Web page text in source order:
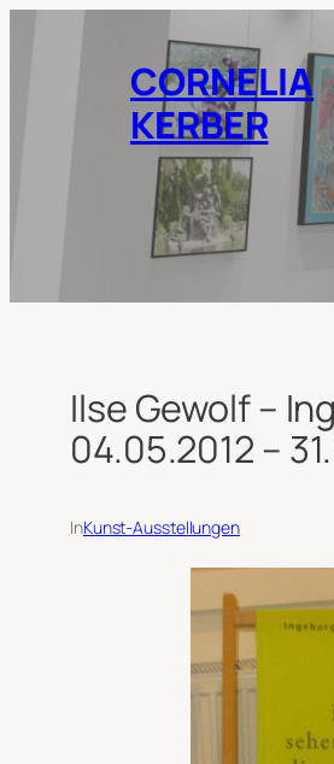
CORNELIA
KERBER
Ilse Gewolf –
04.05.2012 –
InKunst-Ausstellungen